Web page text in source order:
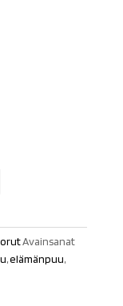
Avainsanat
,elämänpuu,